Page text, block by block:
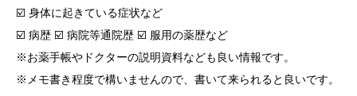
☑️ 身体に起きている症状など
☑️ 病歴 ☑️ 病院等通院歴 ☑️ 服用の薬歴など
※お薬手帳やドクターの説明資料なども良い情報です。
※メモ書き程度で構いませんので、書いて来られると良いです。